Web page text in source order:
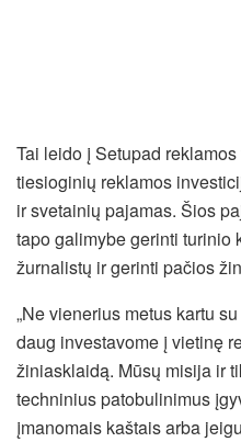
Tai leido į Setupad
tiesioginių reklamos
ir svetainių pajamas. Šios
tapo galimybe gerinti turinio
žurnalistų ir gerinti pačios
„Ne vienerius metus kartu
daug investavome į vietinę
žiniasklaidą. Mūsų misija ir
techninius patobulinimus
įmanomais kaštais arba